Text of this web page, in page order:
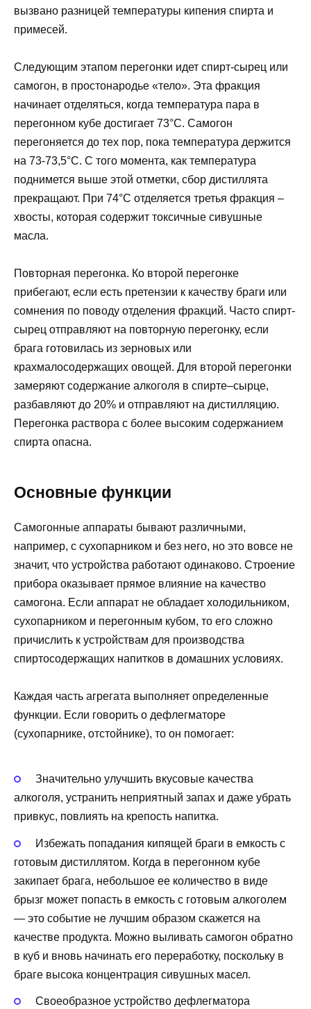
вызвано разницей температуры кипения спирта и
примесей.
Следующим этапом перегонки идет спирт-сырец или
самогон, в простонародье «тело». Эта фракция
начинает отделяться, когда температура пара в
перегонном кубе достигает 73°С. Самогон
перегоняется до тех пор, пока температура держится
на 73-73,5°С. С того момента, как температура
поднимется выше этой отметки, сбор дистиллята
прекращают. При 74°С отделяется третья фракция –
хвосты, которая содержит токсичные сивушные
масла.
Повторная перегонка. Ко второй перегонке
прибегают, если есть претензии к качеству браги или
сомнения по поводу отделения фракций. Часто спирт-
сырец отправляют на повторную перегонку, если
брага готовилась из зерновых или
крахмалосодержащих овощей. Для второй перегонки
замеряют содержание алкоголя в спирте–сырце,
разбавляют до 20% и отправляют на дистилляцию.
Перегонка раствора с более высоким содержанием
спирта опасна.
Основные функции
Самогонные аппараты бывают различными,
например, с сухопарником и без него, но это вовсе не
значит, что устройства работают одинаково. Строение
прибора оказывает прямое влияние на качество
самогона. Если аппарат не обладает холодильником,
сухопарником и перегонным кубом, то его сложно
причислить к устройствам для производства
спиртосодержащих напитков в домашних условиях.
Каждая часть агрегата выполняет определенные
функции. Если говорить о дефлегматоре
(сухопарнике, отстойнике), то он помогает:
Значительно улучшить вкусовые качества
алкоголя, устранить неприятный запах и даже убрать
привкус, повлиять на крепость напитка.
Избежать попадания кипящей браги в емкость с
готовым дистиллятом. Когда в перегонном кубе
закипает брага, небольшое ее количество в виде
брызг может попасть в емкость с готовым алкоголем
— это событие не лучшим образом скажется на
качестве продукта. Можно выливать самогон обратно
в куб и вновь начинать его переработку, поскольку в
браге высока концентрация сивушных масел.
Своеобразное устройство дефлегматора